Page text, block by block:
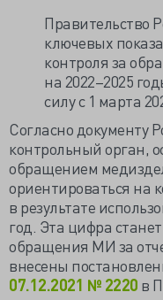
Правительство
ключевых
контроля за
на 2022–2025
силу с 1 марта
Согласно документу
контрольный орган,
обращением
ориентироваться на
в результате
год. Эта цифра
обращения МИ за
внесены
07.12.2021 № 2220 в